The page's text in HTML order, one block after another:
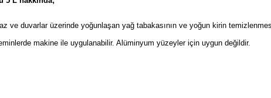
ve duvarlar üzerinde yoğunlaşan yağ tabakasının ve yoğun kirin
makine ile uygulanabilir. Alüminyum yüzeyler için uygun değildir.